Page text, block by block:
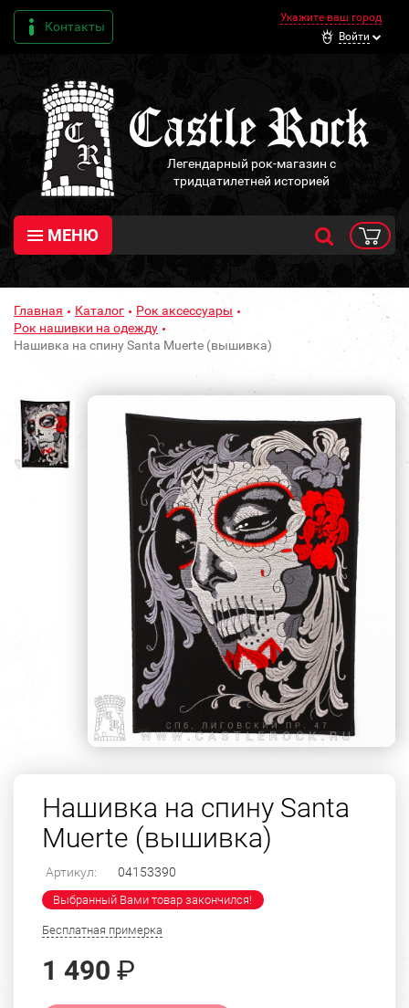
Контакты
Укажите ваш город
Войти
Легендарный рок-магазин с
тридцатилетней историей
МЕНЮ
Главная Каталог
Рок аксессуары
Рок нашивки на одежду
Нашивка на спину Santa Muerte (вышивка)
Нашивка на спину Santa
Muerte (вышивка)
Артикул: 04153390
Выбранный Вами товар закончился!
Бесплатная примерка
1 490 ₽